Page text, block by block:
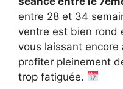
entre 28 et 34
ventre est bien rond
vous laissant encore
profiter pleinement
trop fatiguée.